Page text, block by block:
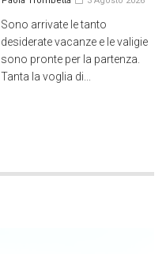
Sono arrivate le tanto
desiderate vacanze e le valigie
sono pronte per la partenza.
Tanta la voglia di...